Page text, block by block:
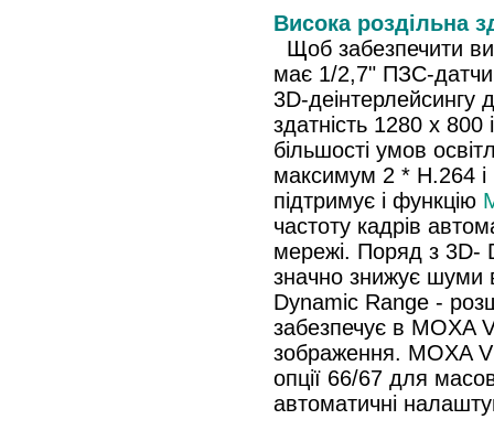
Висока роздільна
Щоб забезпечити
має 1/2,7" ПЗС-
3D-деінтерлейсингу
здатність 1280 x
більшості умов
максимум 2 * H.264 і
підтримує і функцію
частоту кадрів
мережі. Поряд з 3D-
значно знижує шуми
Dynamic Range -
забезпечує в MOXA
зображення. MOXA
опції 66/67 для
автоматичні